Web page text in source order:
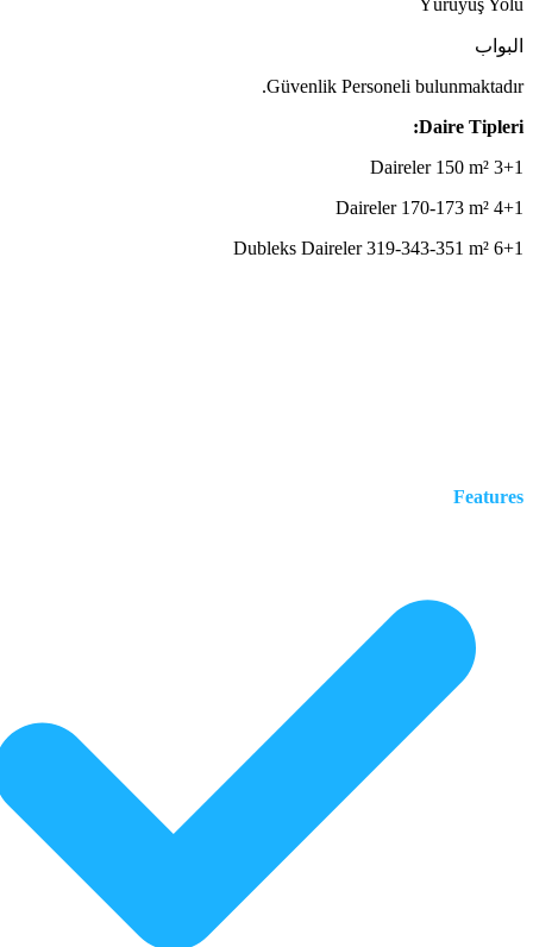
Yürüyüş Yolu
البواب
Güvenlik Personeli bulunmaktadır.
Daire Tipleri:
3+1 Daireler 150 m²
4+1 Daireler 170-173 m²
6+1 Dubleks Daireler 319-343-351 m²
Features